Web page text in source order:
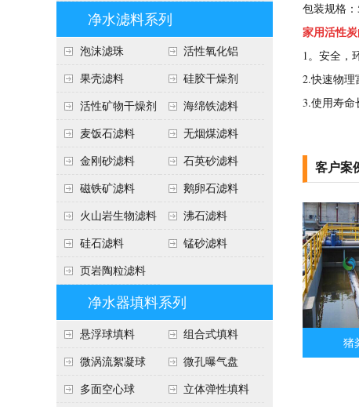
净水滤料系列
泡沫滤珠
活性氧化铝
果壳滤料
硅胶干燥剂
活性矿物干燥剂
海绵铁滤料
麦饭石滤料
无烟煤滤料
金刚砂滤料
石英砂滤料
磁铁矿滤料
鹅卵石滤料
火山岩生物滤料
沸石滤料
硅石滤料
锰砂滤料
页岩陶粒滤料
净水器填料系列
悬浮球填料
组合式填料
微涡流絮凝球
微孔曝气盘
多面空心球
立体弹性填料
包装规格
家用活性炭
1。安全，
2.快速物理
3.使用寿命
客户案
猪